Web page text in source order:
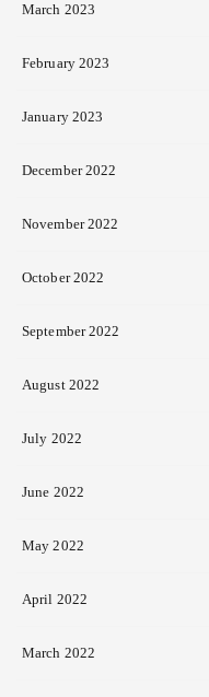
March 2023
February 2023
January 2023
December 2022
November 2022
October 2022
September 2022
August 2022
July 2022
June 2022
May 2022
April 2022
March 2022